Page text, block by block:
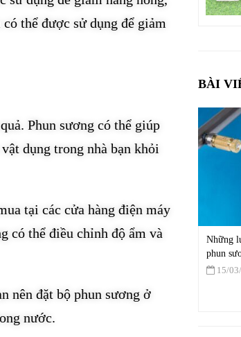
thể được sử dụng để giảm
Phun sương có thể giúp
dụng trong nhà bạn khỏi
tại các cửa hàng điện máy
có thể điều chỉnh độ ẩm và
nên đặt bộ phun sương ở
nước.
BÀI
Những
phun
15/